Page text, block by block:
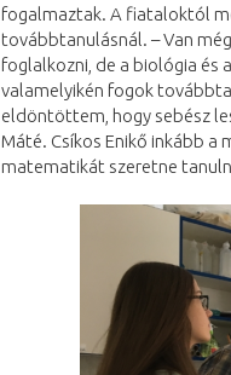
fogalmaztak. A fiataloktól
továbbtanulásnál. – Van
foglalkozni, de a biológia és
valamelyikén fogok
eldöntöttem, hogy sebész
Máté. Csíkos Enikő inkább
matematikát szeretne